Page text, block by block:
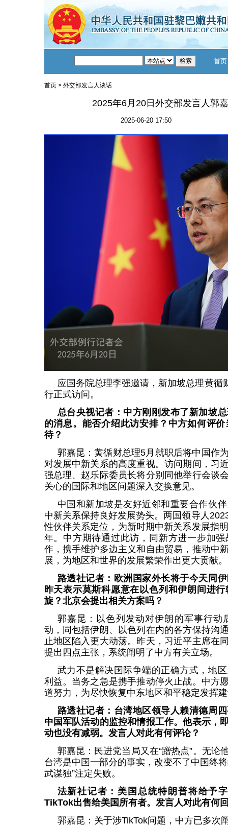
首页
首页> 外交部发言人谈话
2025年6月20日外交部发言人郭
2025-06-20 17:50
应国务院总理李强邀请，新加坡总理黄循
行正式访问。
总台央视记者：中方刚刚发布了新加坡
的消息。能否介绍此访安排？中方如何评
待？
郭嘉昆：黄循财总理5月就职后将中国作
对发展中新关系的高度重视。访问期间，习
强总理、赵乐际委员长将分别同他举行会谈
关心的国际和地区问题深入交换意见。
中国和新加坡是友好近邻和重要合作伙
中新关系保持良好发展势头。两国领导人
性伙伴关系定位，为新时期中新关系发展指
年。中方期待通过此访，同新方进一步加
作，携手维护多边主义和自由贸易，推动中
展，为地区和世界的发展繁荣作出更大贡献。
路透社记者：欧洲国家外长将于今天同
昨天表示莫斯科愿意在以色列和伊朗间进
旋？北京会提出相关方案吗？
郭嘉昆：以色列发动对伊朗的军事行动
动，同包括伊朗、以色列在内的各方保持沟
止地区陷入更大动荡。昨天，习近平主席在
提出四点主张，系统阐明了中方有关立场。
武力不是解决国际争端的正确方式，地
利益。当务之急是携手推动停火止战。中方
道努力，为尽快恢复中东地区和平稳定发挥
路透社记者：台湾地区领导人赖清德周
中国军队活动的监控和情报工作。他表示，
动也没有减弱。发言人对此有何评论？
郭嘉昆：民进党当局又在“蹭热点”。无论
台湾是中国一部分的事实，改变不了中国终
武谋独”注定失败。
法新社记者：美国总统特朗普将给予
TikTok出售给美国所有者。发言人对此有何
郭嘉昆：关于涉TikTok问题，中方已多次